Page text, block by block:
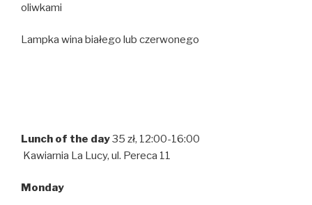
oliwkami
Lampka wina białego lub czerwonego
Lunch of the day35 zł, 12:00-16:00
Kawiarnia La Lucy, ul. Pereca 11
Monday